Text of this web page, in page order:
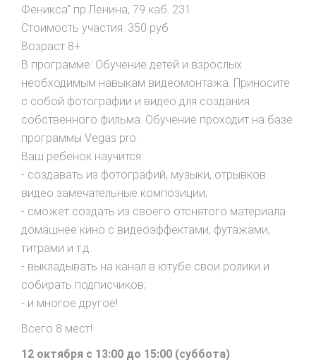
Феникса" пр.Ленина, 79 каб. 231
Стоимость участия: 350 руб
Возраст 8+
В программе: Обучение детей и взрослых
необходимым навыкам видеомонтажа. Приносите
с собой фотографии и видео для создания
собственного фильма. Обучение проходит на базе
программы Vegas pro.
Ваш ребенок научится:
- создавать из фотографий, музыки, отрывков
видео замечательные композиции;
- сможет создать из своего отснятого материала
домашнее кино с видеоэффектами, футажами,
титрами и т.д.
- выкладывать на канал в ютубе свои ролики и
собирать подписчиков;
- и многое другое!
Всего 8 мест!
12 октября с 13:00 до 15:00 (суббота)